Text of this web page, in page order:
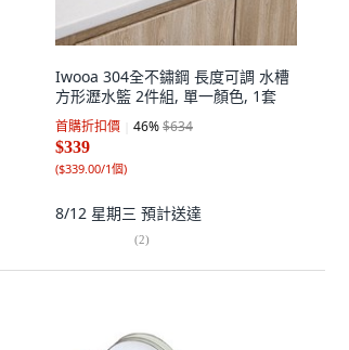
Iwooa 304全不鏽鋼 長度可調 水槽
方形瀝水籃 2件組, 單一顏色, 1套
首購折扣價 46%$634
$339
($339.00/1個)
8/12 星期三 預計送達
(2)